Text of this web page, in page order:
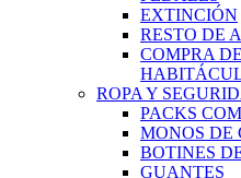
EXTINCIÓN
RESTO DE
COMPRA
ROPA Y
PACKS
MONOS DE
BOTINES
GUANTES